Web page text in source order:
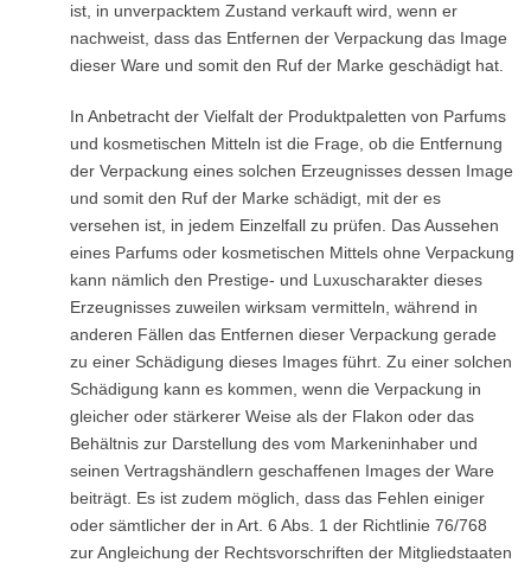
ist, in unverpacktem Zustand verkauft wird, wenn er
nachweist, dass das Entfernen der Verpackung das Image
dieser Ware und somit den Ruf der Marke geschädigt hat.
In Anbetracht der Vielfalt der Produktpaletten von Parfums
und kosmetischen Mitteln ist die Frage, ob die Entfernung
der Verpackung eines solchen Erzeugnisses dessen Image
und somit den Ruf der Marke schädigt, mit der es
versehen ist, in jedem Einzelfall zu prüfen. Das Aussehen
eines Parfums oder kosmetischen Mittels ohne Verpackung
kann nämlich den Prestige- und Luxuscharakter dieses
Erzeugnisses zuweilen wirksam vermitteln, während in
anderen Fällen das Entfernen dieser Verpackung gerade
zu einer Schädigung dieses Images führt. Zu einer solchen
Schädigung kann es kommen, wenn die Verpackung in
gleicher oder stärkerer Weise als der Flakon oder das
Behältnis zur Darstellung des vom Markeninhaber und
seinen Vertragshändlern geschaffenen Images der Ware
beiträgt. Es ist zudem möglich, dass das Fehlen einiger
oder sämtlicher der in Art. 6 Abs. 1 der Richtlinie 76/768
zur Angleichung der Rechtsvorschriften der Mitgliedstaaten